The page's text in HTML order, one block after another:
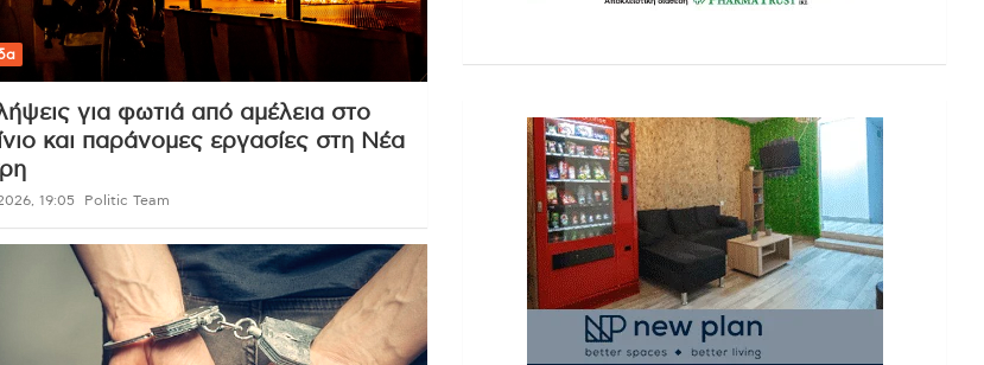
για φωτιά από αμέλεια στο
και παράνομες εργασίες στη Νέα
19:05 Politic Team